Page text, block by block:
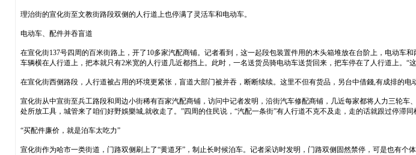
理治街的宣化街至文教街路段双侧的人行道上也停满了灵活车和电动车。
电动车、配件并吞盲道
在宣化街137号四周的百米街路上，开了10多家汽配商铺。记者看到，这一起段包装置件用的木头箱堆放在台阶上，电动
车辆横在人行道上，把本就只有2米宽的人行道几近都挡上。此时，一名送货员骑电动车送货回来，把车停在了人行道上。“
在宣化街西侧路段，人行道被占用的环境更紧张，盲道大部门被并吞，断断续续。这里不但有货品，另台中借錢,有成排的电
宣化街从中宣街至兵工路段和周边小街稀有百家汽配商铺，访问中记者发明，沿街汽车修配商铺，几近每家都将人力三轮
处所放工具，城管来了咱们好野娛樂城,就收走了。”四周的住民说，“汽配一条街”有人行道不克不及走，走的话就跟过停滞
“买配件廉价，就是泊车太吃力”
宣化街作为哈市一类街道，门路双侧刷上了“黄道牙”，制止长时候泊车。记者采访时发明，门路双侧固然禁停，可是也有